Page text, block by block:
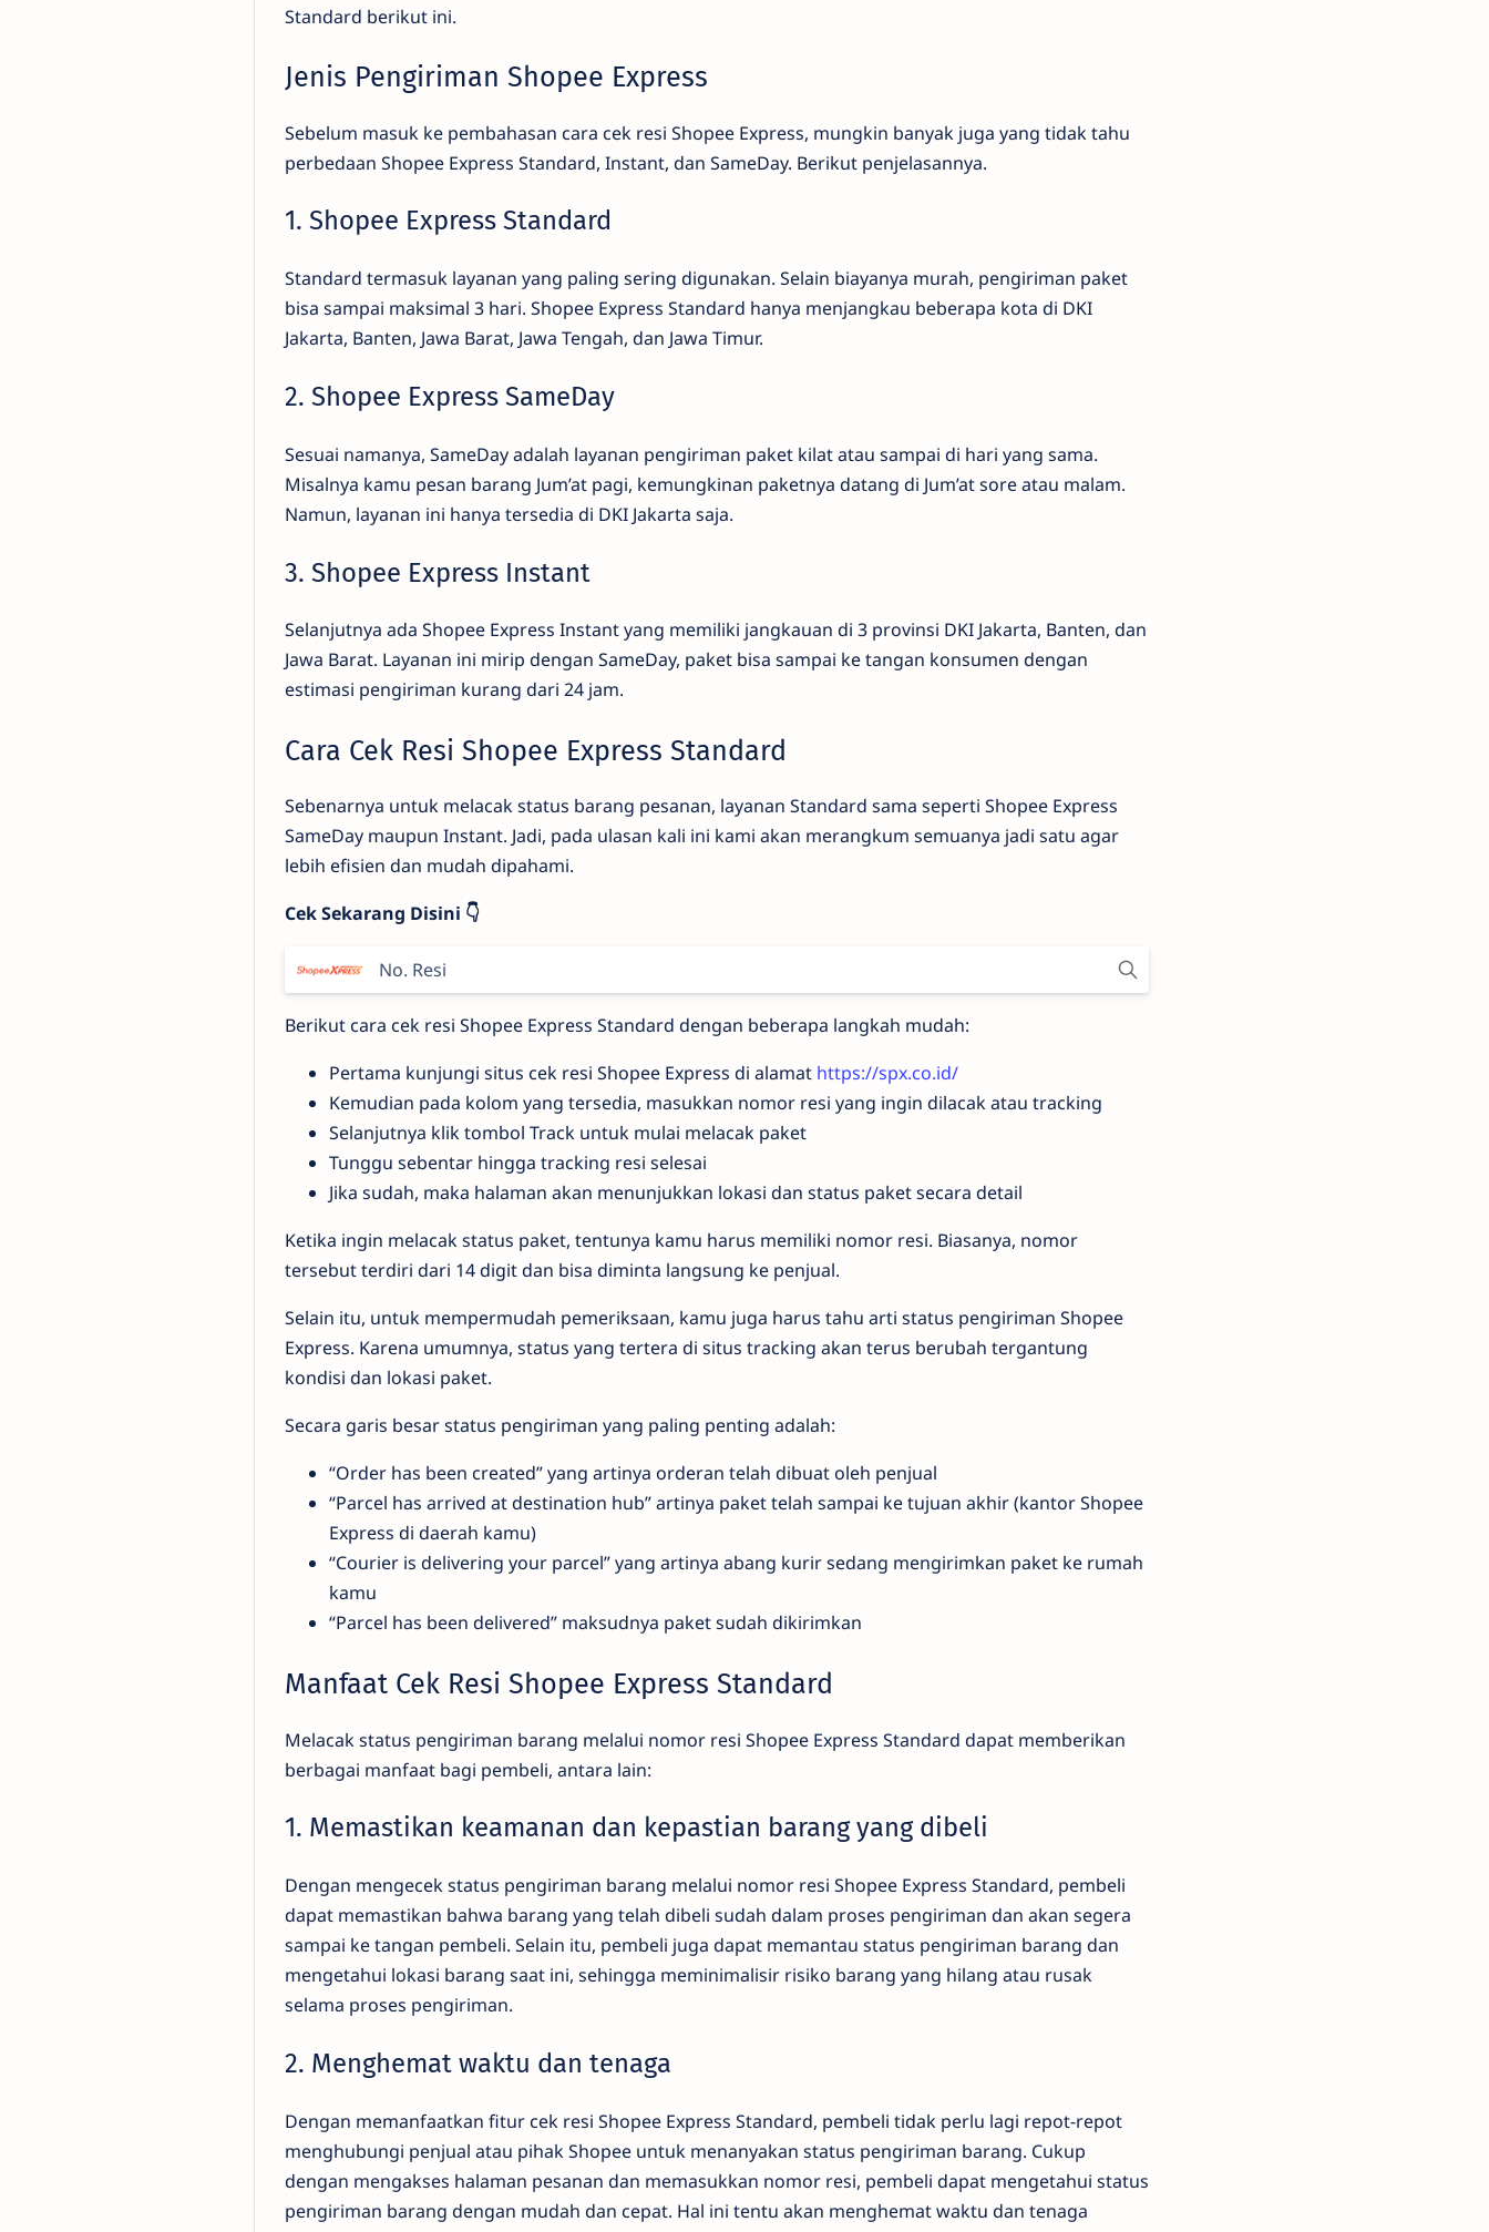
Standard berikut ini.
Jenis Pengiriman Shopee Express
Sebelum masuk ke pembahasan cara cek resi Shopee Express, mungkin banyak juga yang tidak tahu
perbedaan Shopee Express Standard, Instant, dan SameDay. Berikut penjelasannya.
1. Shopee Express Standard
Standard termasuk layanan yang paling sering digunakan. Selain biayanya murah, pengiriman paket
bisa sampai maksimal 3 hari. Shopee Express Standard hanya menjangkau beberapa kota di DKI
Jakarta, Banten, Jawa Barat, Jawa Tengah, dan Jawa Timur.
2. Shopee Express SameDay
Sesuai namanya, SameDay adalah layanan pengiriman paket kilat atau sampai di hari yang sama.
Misalnya kamu pesan barang Jum’at pagi, kemungkinan paketnya datang di Jum’at sore atau malam.
Namun, layanan ini hanya tersedia di DKI Jakarta saja.
3. Shopee Express Instant
Selanjutnya ada Shopee Express Instant yang memiliki jangkauan di 3 provinsi DKI Jakarta, Banten, dan
Jawa Barat. Layanan ini mirip dengan SameDay, paket bisa sampai ke tangan konsumen dengan
estimasi pengiriman kurang dari 24 jam.
Cara Cek Resi Shopee Express Standard
Sebenarnya untuk melacak status barang pesanan, layanan Standard sama seperti Shopee Express
SameDay maupun Instant. Jadi, pada ulasan kali ini kami akan merangkum semuanya jadi satu agar
lebih efisien dan mudah dipahami.
Cek Sekarang Disini 👇
Berikut cara cek resi Shopee Express Standard dengan beberapa langkah mudah:
Pertama kunjungi situs cek resi Shopee Express di alamat https://spx.co.id/
Kemudian pada kolom yang tersedia, masukkan nomor resi yang ingin dilacak atau tracking
Selanjutnya klik tombol Track untuk mulai melacak paket
Tunggu sebentar hingga tracking resi selesai
Jika sudah, maka halaman akan menunjukkan lokasi dan status paket secara detail
Ketika ingin melacak status paket, tentunya kamu harus memiliki nomor resi. Biasanya, nomor
tersebut terdiri dari 14 digit dan bisa diminta langsung ke penjual.
Selain itu, untuk mempermudah pemeriksaan, kamu juga harus tahu arti status pengiriman Shopee
Express. Karena umumnya, status yang tertera di situs tracking akan terus berubah tergantung
kondisi dan lokasi paket.
Secara garis besar status pengiriman yang paling penting adalah:
“Order has been created” yang artinya orderan telah dibuat oleh penjual
“Parcel has arrived at destination hub” artinya paket telah sampai ke tujuan akhir (kantor Shopee
Express di daerah kamu)
“Courier is delivering your parcel” yang artinya abang kurir sedang mengirimkan paket ke rumah
kamu
“Parcel has been delivered” maksudnya paket sudah dikirimkan
Manfaat Cek Resi Shopee Express Standard
Melacak status pengiriman barang melalui nomor resi Shopee Express Standard dapat memberikan
berbagai manfaat bagi pembeli, antara lain:
1. Memastikan keamanan dan kepastian barang yang dibeli
Dengan mengecek status pengiriman barang melalui nomor resi Shopee Express Standard, pembeli
dapat memastikan bahwa barang yang telah dibeli sudah dalam proses pengiriman dan akan segera
sampai ke tangan pembeli. Selain itu, pembeli juga dapat memantau status pengiriman barang dan
mengetahui lokasi barang saat ini, sehingga meminimalisir risiko barang yang hilang atau rusak
selama proses pengiriman.
2. Menghemat waktu dan tenaga
Dengan memanfaatkan fitur cek resi Shopee Express Standard, pembeli tidak perlu lagi repot-repot
menghubungi penjual atau pihak Shopee untuk menanyakan status pengiriman barang. Cukup
dengan mengakses halaman pesanan dan memasukkan nomor resi, pembeli dapat mengetahui status
pengiriman barang dengan mudah dan cepat. Hal ini tentu akan menghemat waktu dan tenaga